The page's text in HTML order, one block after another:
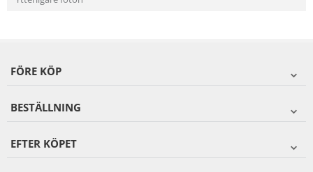
FÖRE KÖP
BESTÄLLNING
EFTER KÖPET